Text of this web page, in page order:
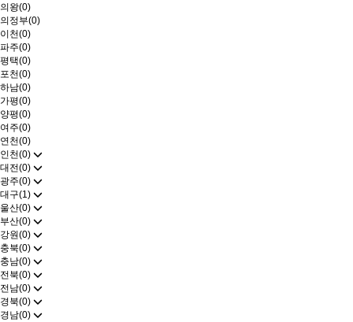
의왕(0)
의정부(0)
이천(0)
파주(0)
평택(0)
포천(0)
하남(0)
가평(0)
양평(0)
여주(0)
연천(0)
인천(0)
대전(0)
광주(0)
대구(1)
울산(0)
부산(0)
강원(0)
충북(0)
충남(0)
전북(0)
전남(0)
경북(0)
경남(0)